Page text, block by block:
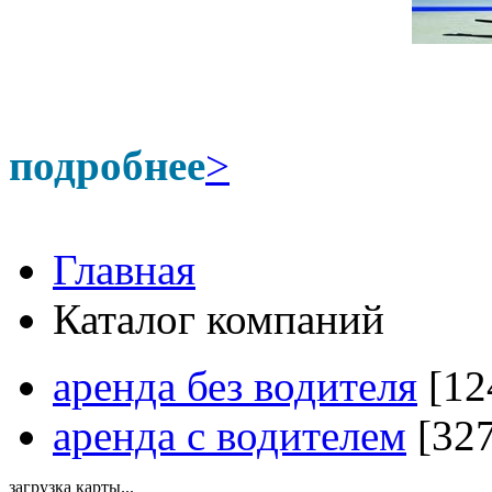
подробнее>
Главная
Каталог компаний
аренда без водителя
аренда с водителем
загрузка карты...